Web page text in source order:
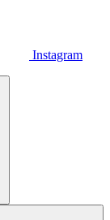
Instagram